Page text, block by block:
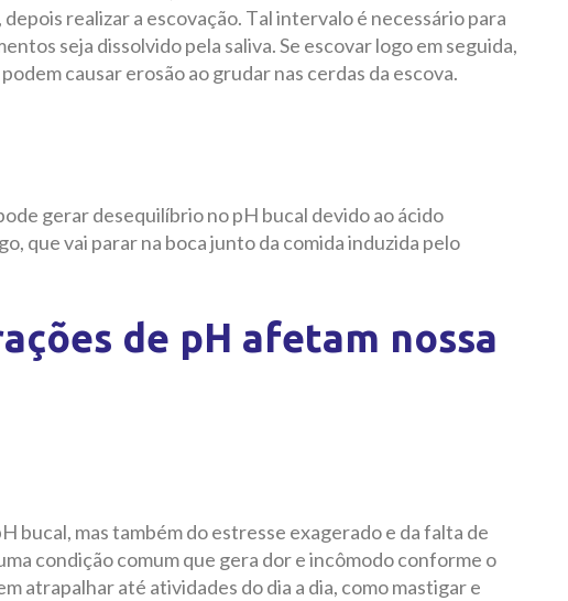
realizar a escovação. Tal intervalo é necessário para
seja dissolvido pela saliva. Se escovar logo em seguida,
causar erosão ao grudar nas cerdas da escova.
gerar desequilíbrio no pH bucal devido ao ácido
que vai parar na boca junto da comida induzida pelo
de pH afetam nossa
bucal, mas também do estresse exagerado e da falta de
condição comum que gera dor e incômodo conforme o
atrapalhar até atividades do dia a dia, como mastigar e